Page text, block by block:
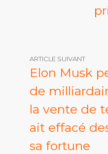
ARTICLE SUIVANT
Elon Musk
de
la vente de
ait effacé
sa fortune